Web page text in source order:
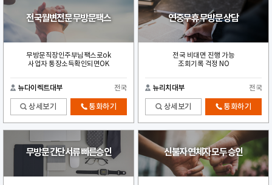
전국월변전문 무방문팩스
무방문직장인주부님팩스로ok
사업자 통장소득확인되면OK
뉴다이렉트대부 전국
상세보기 통화하기
연중무휴 무방문 상담
전국 비대면 진행 가능
조회기록 걱정 NO
뉴리치대부 전국
상세보기 통화하기
무방문 간단서류 빠른승인 신불자 연체자 모두 승인